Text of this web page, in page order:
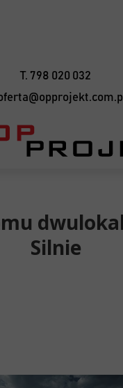
T. 798 020 032
Silnie